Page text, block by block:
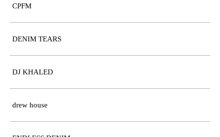
CPFM
DENIM TEARS
DJ KHALED
drew house